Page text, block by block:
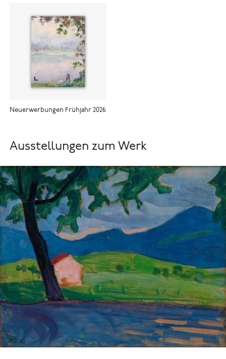
Neuerwerbungen Frühjahr 2026
Ausstellungen zum Werk